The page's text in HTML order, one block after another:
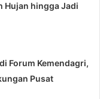
Hujan hingga Jadi
Forum Kemendagri,
Pusat